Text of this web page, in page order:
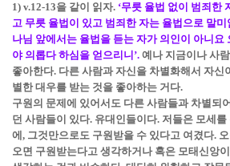
1) v.12-13을 같이 읽자. ‘무릇 율법 없이 범죄한
고 무릇 율법이 있고 범죄한 자는 율법으로 말
나님 앞에서는 율법을 듣는 자가 의인이 아니요
야 의롭다 하심을 얻으리니 ’. 예나 지금이나 사
좋아한다. 다른 사람과 자신을 차별화해서 자신
별한 대우를 받는 것을 좋아하는 거다.
구원의 문제에 있어서도 다른 사람들과 차별되
던 사람들이 있다. 유대인들이다. 저들은 모세를
에, 그것만으로도 구원받을 수 있다고 여겼다.
오면 구원받는다고 생각하거나 혹은 모태신앙